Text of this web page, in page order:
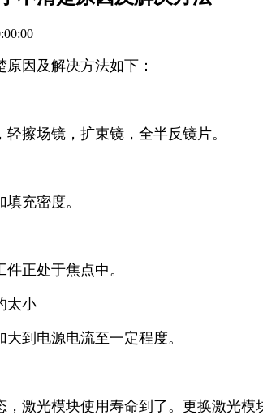
因及解决方法如下：
擦场镜，扩束镜，全半反镜片。
充密度。
正处于焦点中。
太小
到电源电流至一定程度。
激光模块使用寿命到了。更换激光模